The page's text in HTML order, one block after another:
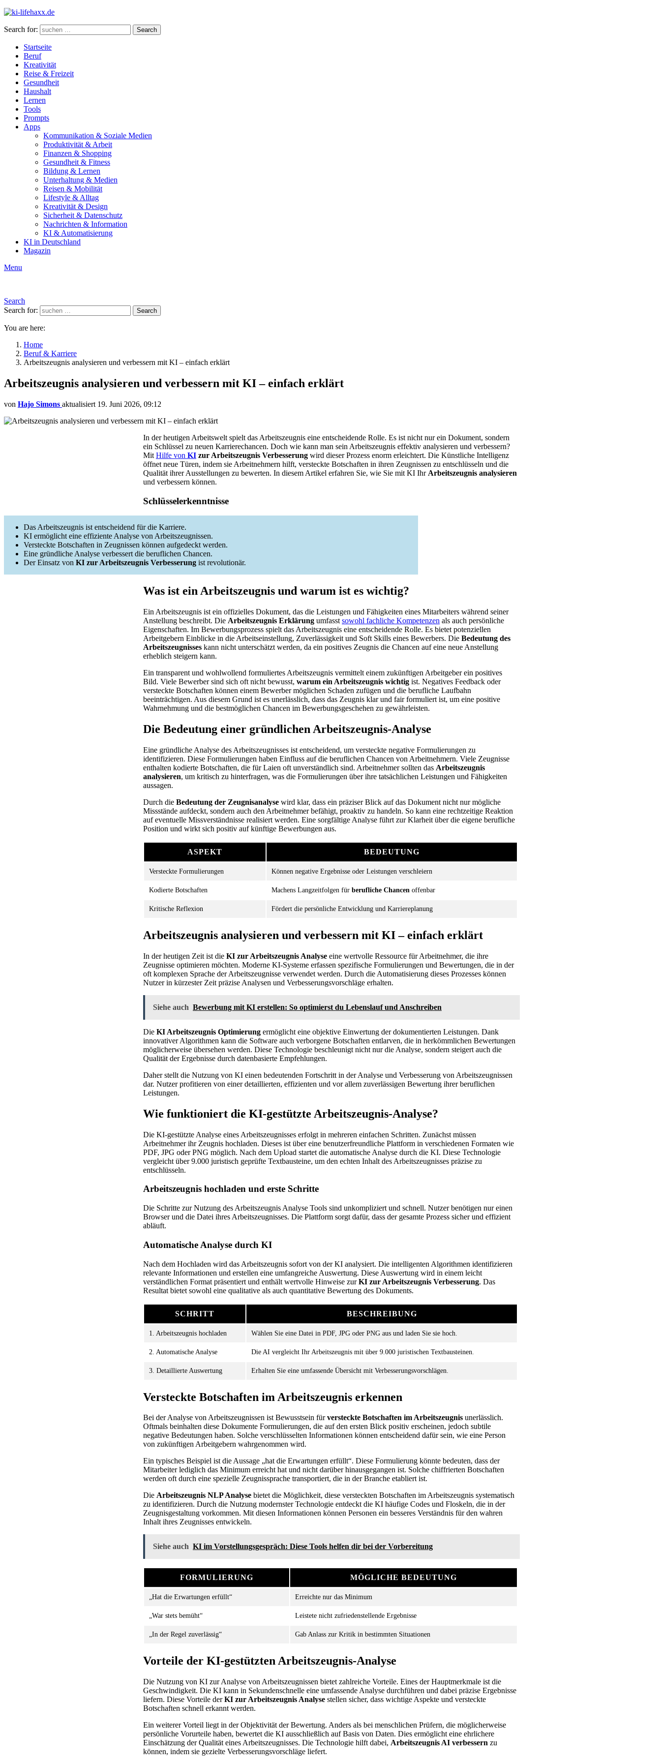
Search for: Search
Startseite
Beruf
Kreativität
Reise & Freizeit
Gesundheit
Haushalt
Lernen
Tools
Prompts
Apps
Kommunikation & Soziale Medien
Produktivität & Arbeit
Finanzen & Shopping
Gesundheit & Fitness
Bildung & Lernen
Unterhaltung & Medien
Reisen & Mobilität
Lifestyle & Alltag
Kreativität & Design
Sicherheit & Datenschutz
Nachrichten & Information
KI & Automatisierung
KI in Deutschland
Magazin
Menu
Search
Search for:
Search
You are here:
Home
Beruf & Karriere
Arbeitszeugnis analysieren und verbessern mit KI – einfach erklärt
Arbeitszeugnis analysieren und verbessern mit KI – einfach erklärt
von Hajo Simons aktualisiert 19. Juni 2026, 09:12
In der heutigen Arbeitswelt spielt das Arbeitszeugnis eine entscheidende Rolle. Es ist nicht nur ein Dokument, sondern
ein Schlüssel zu neuen Karrierechancen. Doch wie kann man sein Arbeitszeugnis effektiv analysieren und verbessern?
Mit Hilfe von KI zur Arbeitszeugnis Verbesserung wird dieser Prozess enorm erleichtert. Die Künstliche Intelligenz
öffnet neue Türen, indem sie Arbeitnehmern hilft, versteckte Botschaften in ihren Zeugnissen zu entschlüsseln und die
Qualität ihrer Ausstellungen zu bewerten. In diesem Artikel erfahren Sie, wie Sie mit KI Ihr Arbeitszeugnis analysieren
und verbessern können.
Schlüsselerkenntnisse
Das Arbeitszeugnis ist entscheidend für die Karriere.
KI ermöglicht eine effiziente Analyse von Arbeitszeugnissen.
Versteckte Botschaften in Zeugnissen können aufgedeckt werden.
Eine gründliche Analyse verbessert die beruflichen Chancen.
Der Einsatz von KI zur Arbeitszeugnis Verbesserung ist revolutionär.
Was ist ein Arbeitszeugnis und warum ist es wichtig?
Ein Arbeitszeugnis ist ein offizielles Dokument, das die Leistungen und Fähigkeiten eines Mitarbeiters während seiner
Anstellung beschreibt. Die Arbeitszeugnis Erklärung umfasst sowohl fachliche Kompetenzen als auch persönliche
Eigenschaften. Im Bewerbungsprozess spielt das Arbeitszeugnis eine entscheidende Rolle. Es bietet potenziellen
Arbeitgebern Einblicke in die Arbeitseinstellung, Zuverlässigkeit und Soft Skills eines Bewerbers. Die Bedeutung des
Arbeitszeugnisses kann nicht unterschätzt werden, da ein positives Zeugnis die Chancen auf eine neue Anstellung
erheblich steigern kann.
Ein transparent und wohlwollend formuliertes Arbeitszeugnis vermittelt einem zukünftigen Arbeitgeber ein positives
Bild. Viele Bewerber sind sich oft nicht bewusst, warum ein Arbeitszeugnis wichtig ist. Negatives Feedback oder
versteckte Botschaften können einem Bewerber möglichen Schaden zufügen und die berufliche Laufbahn
beeinträchtigen. Aus diesem Grund ist es unerlässlich, dass das Zeugnis klar und fair formuliert ist, um eine positive
Wahrnehmung und die bestmöglichen Chancen im Bewerbungsgeschehen zu gewährleisten.
Die Bedeutung einer gründlichen Arbeitszeugnis-Analyse
Eine gründliche Analyse des Arbeitszeugnisses ist entscheidend, um versteckte negative Formulierungen zu
identifizieren. Diese Formulierungen haben Einfluss auf die beruflichen Chancen von Arbeitnehmern. Viele Zeugnisse
enthalten kodierte Botschaften, die für Laien oft unverständlich sind. Arbeitnehmer sollten das Arbeitszeugnis
analysieren, um kritisch zu hinterfragen, was die Formulierungen über ihre tatsächlichen Leistungen und Fähigkeiten
aussagen.
Durch die Bedeutung der Zeugnisanalyse wird klar, dass ein präziser Blick auf das Dokument nicht nur mögliche
Missstände aufdeckt, sondern auch den Arbeitnehmer befähigt, proaktiv zu handeln. So kann eine rechtzeitige Reaktion
auf eventuelle Missverständnisse realisiert werden. Eine sorgfältige Analyse führt zur Klarheit über die eigene berufliche
Position und wirkt sich positiv auf künftige Bewerbungen aus.
ASPEKT BEDEUTUNG
Versteckte Formulierungen Können negative Ergebnisse oder Leistungen verschleiern
Kodierte Botschaften Machens Langzeitfolgen für berufliche Chancen offenbar
Kritische Reflexion Fördert die persönliche Entwicklung und Karriereplanung
Arbeitszeugnis analysieren und verbessern mit KI – einfach erklärt
In der heutigen Zeit ist die KI zur Arbeitszeugnis Analyse eine wertvolle Ressource für Arbeitnehmer, die ihre
Zeugnisse optimieren möchten. Moderne KI-Systeme erfassen spezifische Formulierungen und Bewertungen, die in der
oft komplexen Sprache der Arbeitszeugnisse verwendet werden. Durch die Automatisierung dieses Prozesses können
Nutzer in kürzester Zeit präzise Analysen und Verbesserungsvorschläge erhalten.
Siehe auch Bewerbung mit KI erstellen: So optimierst du Lebenslauf und Anschreiben
Die KI Arbeitszeugnis Optimierung ermöglicht eine objektive Einwertung der dokumentierten Leistungen. Dank
innovativer Algorithmen kann die Software auch verborgene Botschaften entlarven, die in herkömmlichen Bewertungen
möglicherweise übersehen werden. Diese Technologie beschleunigt nicht nur die Analyse, sondern steigert auch die
Qualität der Ergebnisse durch datenbasierte Empfehlungen.
Daher stellt die Nutzung von KI einen bedeutenden Fortschritt in der Analyse und Verbesserung von Arbeitszeugnissen
dar. Nutzer profitieren von einer detaillierten, effizienten und vor allem zuverlässigen Bewertung ihrer beruflichen
Leistungen.
Wie funktioniert die KI-gestützte Arbeitszeugnis-Analyse?
Die KI-gestützte Analyse eines Arbeitszeugnisses erfolgt in mehreren einfachen Schritten. Zunächst müssen
Arbeitnehmer ihr Zeugnis hochladen. Dieses ist über eine benutzerfreundliche Plattform in verschiedenen Formaten wie
PDF, JPG oder PNG möglich. Nach dem Upload startet die automatische Analyse durch die KI. Diese Technologie
vergleicht über 9.000 juristisch geprüfte Textbausteine, um den echten Inhalt des Arbeitszeugnisses präzise zu
entschlüsseln.
Arbeitszeugnis hochladen und erste Schritte
Die Schritte zur Nutzung des Arbeitszeugnis Analyse Tools sind unkompliziert und schnell. Nutzer benötigen nur einen
Browser und die Datei ihres Arbeitszeugnisses. Die Plattform sorgt dafür, dass der gesamte Prozess sicher und effizient
abläuft.
Automatische Analyse durch KI
Nach dem Hochladen wird das Arbeitszeugnis sofort von der KI analysiert. Die intelligenten Algorithmen identifizieren
relevante Informationen und erstellen eine umfangreiche Auswertung. Diese Auswertung wird in einem leicht
verständlichen Format präsentiert und enthält wertvolle Hinweise zurKI zur Arbeitszeugnis Verbesserung. Das
Resultat bietet sowohl eine qualitative als auch quantitative Bewertung des Dokuments.
SCHRITT BESCHREIBUNG
1. Arbeitszeugnis hochladen Wählen Sie eine Datei in PDF, JPG oder PNG aus und laden Sie sie hoch.
2. Automatische Analyse Die AI vergleicht Ihr Arbeitszeugnis mit über 9.000 juristischen Textbausteinen.
3. Detaillierte Auswertung Erhalten Sie eine umfassende Übersicht mit Verbesserungsvorschlägen.
Versteckte Botschaften im Arbeitszeugnis erkennen
Bei der Analyse von Arbeitszeugnissen ist Bewusstsein fürversteckte Botschaften im Arbeitszeugnis unerlässlich.
Oftmals beinhalten diese Dokumente Formulierungen, die auf den ersten Blick positiv erscheinen, jedoch subtile
negative Bedeutungen haben. Solche verschlüsselten Informationen können entscheidend dafür sein, wie eine Person
von zukünftigen Arbeitgebern wahrgenommen wird.
Ein typisches Beispiel ist die Aussage „hat die Erwartungen erfüllt“. Diese Formulierung könnte bedeuten, dass der
Mitarbeiter lediglich das Minimum erreicht hat und nicht darüber hinausgegangen ist. Solche chiffrierten Botschaften
werden oft durch eine spezielle Zeugnissprache transportiert, die in der Branche etabliert ist.
Die Arbeitszeugnis NLP Analyse bietet die Möglichkeit, diese versteckten Botschaften im Arbeitszeugnis systematisch
zu identifizieren. Durch die Nutzung modernster Technologie entdeckt die KI häufige Codes und Floskeln, die in der
Zeugnisgestaltung vorkommen. Mit diesen Informationen können Personen ein besseres Verständnis für den wahren
Inhalt ihres Zeugnisses entwickeln.
Siehe auch KI im Vorstellungsgespräch: Diese Tools helfen dir bei der Vorbereitung
FORMULIERUNG MÖGLICHE BEDEUTUNG
„Hat die Erwartungen erfüllt“ Erreichte nur das Minimum
„War stets bemüht“ Leistete nicht zufriedenstellende Ergebnisse
„In der Regel zuverlässig“ Gab Anlass zur Kritik in bestimmten Situationen
Vorteile der KI-gestützten Arbeitszeugnis-Analyse
Die Nutzung von KI zur Analyse von Arbeitszeugnissen bietet zahlreiche Vorteile. Eines der Hauptmerkmale ist die
Geschwindigkeit. Die KI kann in Sekundenschnelle eine umfassende Analyse durchführen und dabei präzise Ergebnisse
liefern. Diese Vorteile derKI zur Arbeitszeugnis Analyse stellen sicher, dass wichtige Aspekte und versteckte
Botschaften schnell erkannt werden.
Ein weiterer Vorteil liegt in der Objektivität der Bewertung. Anders als bei menschlichen Prüfern, die möglicherweise
persönliche Vorurteile haben, bewertet die KI ausschließlich auf Basis von Daten. Dies ermöglicht eine ehrlichere
Einschätzung der Qualität eines Arbeitszeugnisses. Die Technologie hilft dabei, Arbeitszeugnis AI verbessern zu
können, indem sie gezielte Verbesserungsvorschläge liefert.